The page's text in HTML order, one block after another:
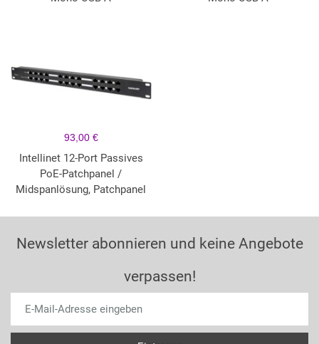
93,00 €
Intellinet 12-Port Passives
PoE-Patchpanel /
Midspanlösung, Patchpanel
Newsletter abonnieren und keine Angebote
verpassen!